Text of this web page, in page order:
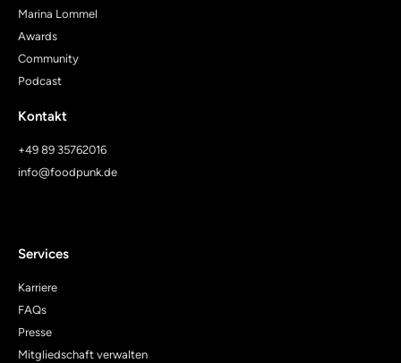
Marina Lommel
Awards
Community
Podcast
Kontakt
+49 89 35762016
info@foodpunk.de
Services
Karriere
FAQs
Presse
Mitgliedschaft verwalten